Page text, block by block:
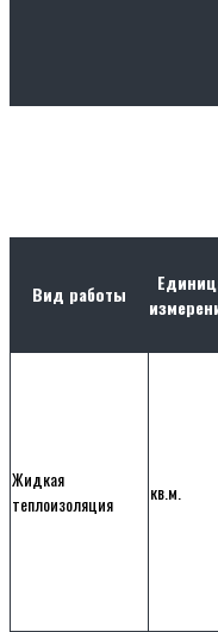
Вид работы
Жидкая
теплоизоляция
кв.м.